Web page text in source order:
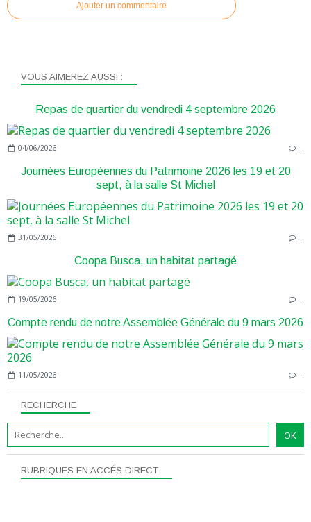
Ajouter un commentaire
RECHERCHE
VOUS AIMEREZ AUSSI :
Repas de quartier du vendredi 4 septembre 2026
04/06/2026
Journées Européennes du Patrimoine 2026 les 19 et 20
sept, à la salle St Michel
31/05/2026
Coopa Busca, un habitat partagé
19/05/2026
Compte rendu de notre Assemblée Générale du 9 mars 2026
11/05/2026
RUBRIQUES EN ACCÉS DIRECT